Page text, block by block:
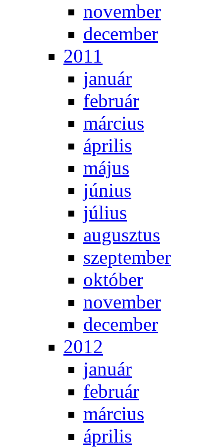
no­vem­ber
de­cem­ber
2011
ja­nu­ár
feb­ru­ár
már­ci­us
áp­ri­lis
má­jus
jú­ni­us
jú­li­us
au­gusz­tus
szep­tem­ber
ok­tó­ber
no­vem­ber
de­cem­ber
2012
ja­nu­ár
feb­ru­ár
már­ci­us
áp­ri­lis